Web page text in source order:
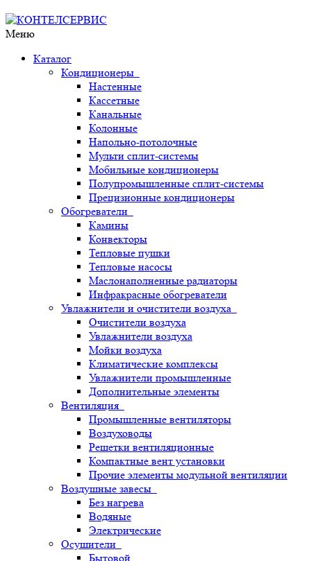
Меню
Каталог
Кондиционеры
Настенные
Кассетные
Канальные
Колонные
Напольно-потолочные
Мульти сплит-системы
Мобильные кондиционеры
Полупромышленные сплит-системы
Прецизионные кондиционеры
Обогреватели
Камины
Конвекторы
Тепловые пушки
Тепловые насосы
Маслонаполненные радиаторы
Инфракрасные обогреватели
Увлажнители и очистители воздуха
Очистители воздуха
Увлажнители воздуха
Мойки воздуха
Климатические комплексы
Увлажнители промышленные
Дополнительные элементы
Вентиляция
Промышленные вентиляторы
Воздуховоды
Решетки вентиляционные
Компактные вент установки
Прочие элементы модульной вентиляции
Воздушные завесы
Без нагрева
Водяные
Электрические
Осушители
Бытовой